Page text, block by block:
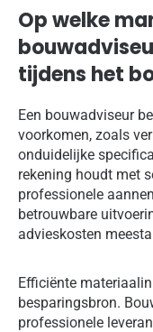
Op welke
tijdens het
Een bouwadviseur
voorkomen, zoals
onduidelijke
rekening houdt met
professionele
betrouwbare
advieskosten
Efficiënte
besparingsbron.
professionele